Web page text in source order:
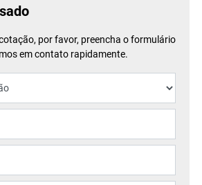
por favor, preencha o formulário
em contato rapidamente.